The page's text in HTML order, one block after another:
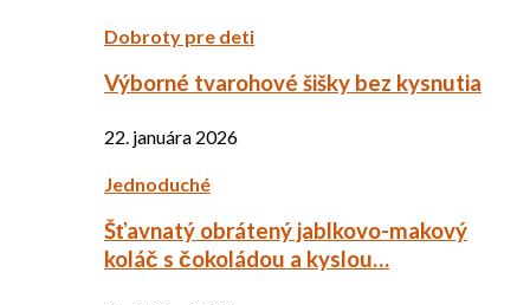
Dobroty pre deti
Výborné tvarohové šišky bez kysnutia
22. januára 2026
Jednoduché
Šťavnatý obrátený jablkovo-makový
koláč s čokoládou a kyslou…